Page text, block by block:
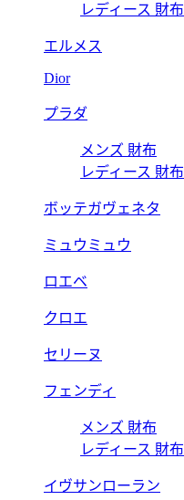
レディース 財布
エルメス
Dior
プラダ
メンズ 財布
レディース 財布
ボッテガヴェネタ
ミュウミュウ
ロエベ
クロエ
セリーヌ
フェンディ
メンズ 財布
レディース 財布
イヴサンローラン